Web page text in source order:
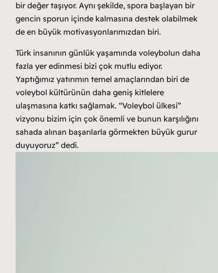
bir değer taşıyor. Aynı şekilde, spora başlayan bir
gencin sporun içinde kalmasına destek olabilmek
de en büyük motivasyonlarımızdan biri.
Türk insanının günlük yaşamında voleybolun daha
fazla yer edinmesi bizi çok mutlu ediyor.
Yaptığımız yatırımın temel amaçlarından biri de
voleybol kültürünün daha geniş kitlelere
ulaşmasına katkı sağlamak. “Voleybol ülkesi”
vizyonu bizim için çok önemli ve bunun karşılığını
sahada alınan başarılarla görmekten büyük gurur
duyuyoruz” dedi.